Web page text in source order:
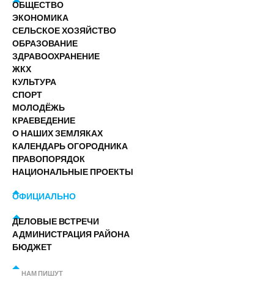
ОБЩЕСТВО
ЭКОНОМИКА
СЕЛЬСКОЕ ХОЗЯЙСТВО
ОБРАЗОВАНИЕ
ЗДРАВООХРАНЕНИЕ
ЖКХ
КУЛЬТУРА
СПОРТ
МОЛОДЁЖЬ
КРАЕВЕДЕНИЕ
О НАШИХ ЗЕМЛЯКАХ
КАЛЕНДАРЬ ОГОРОДНИКА
ПРАВОПОРЯДОК
НАЦИОНАЛЬНЫЕ ПРОЕКТЫ
ОФИЦИАЛЬНО
ДЕЛОВЫЕ ВСТРЕЧИ
АДМИНИСТРАЦИЯ РАЙОНА
БЮДЖЕТ
НАМ ПИШУТ